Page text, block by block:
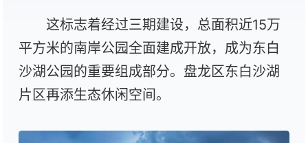
这标志着经过三期建设，总面积近15万
平方米的南岸公园全面建成开放，成为东白
沙湖公园的重要组成部分。盘龙区东白沙湖
片区再添生态休闲空间。